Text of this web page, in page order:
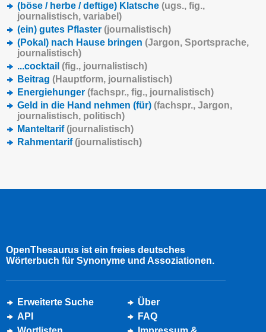
(böse / herbe / deftige) Klatsche (ugs., fig.,
journalistisch, variabel)
(ein) gutes Pflaster (journalistisch)
(Pokal) nach Hause bringen (Jargon, Sportsprache,
journalistisch)
...cocktail (fig., journalistisch)
Beitrag (Hauptform, journalistisch)
Energiehunger (fachspr., fig., journalistisch)
Geld in die Hand nehmen (für) (fachspr., Jargon,
journalistisch, politisch)
Manteltarif (journalistisch)
Rahmentarif (journalistisch)
OpenThesaurus ist ein freies deutsches
Wörterbuch für Synonyme und Assoziationen.
Erweiterte Suche
API
Über
FAQ